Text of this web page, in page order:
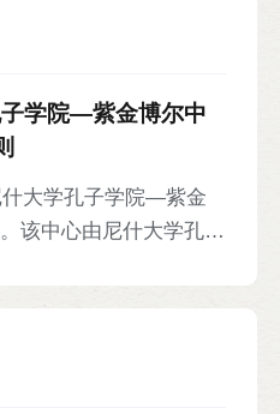
葱莹、陈瑶做竹文化讲
流方面做出的贡献，会
彰。吉尔吉斯斯坦科学
夫·梅利斯·乌泽诺维
克·阿斯坦库洛夫、乌
巴索夫、教育局局长
学院—紫金博尔中
大学孔子学院—紫金
该中心由尼什大学孔子
文教学活动，教授问候